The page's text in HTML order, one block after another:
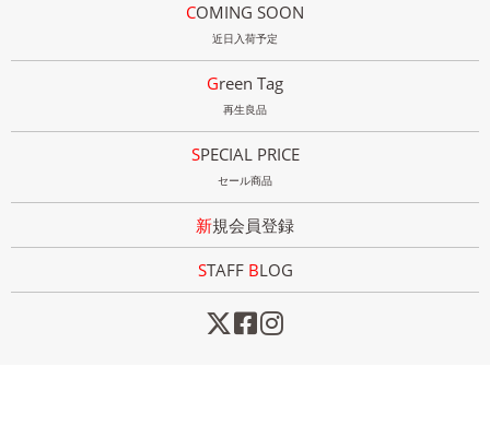
COMING SOON
近日入荷予定
Green Tag
再生良品
SPECIAL PRICE
セール商品
新規会員登録
STAFF BLOG